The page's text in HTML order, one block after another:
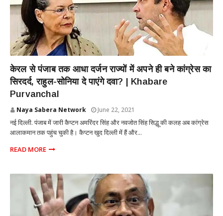
केरल से पंजाब तक आधा दर्जन राज्यों में अपने ही बने कांग्रेस का
सिरदर्द, राहुल-सोनिया दे पाएंगे दवा? | Khabare
Purvanchal
Naya Sabera Network June 22, 2021
नई दिल्ली. पंजाब में जारी कैप्टन अमरिंदर सिंह और नवजोत सिंह सिद्धू की कलह अब कांग्रेस
आलाकमान तक पहुंच चुकी है। कैप्टन खुद दिल्ली में हैं और...
READ MORE